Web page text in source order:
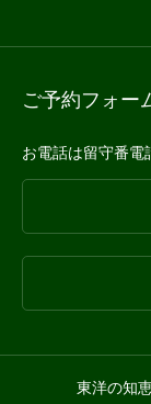
ご予約フォー
お電話は留守番電
東洋の知